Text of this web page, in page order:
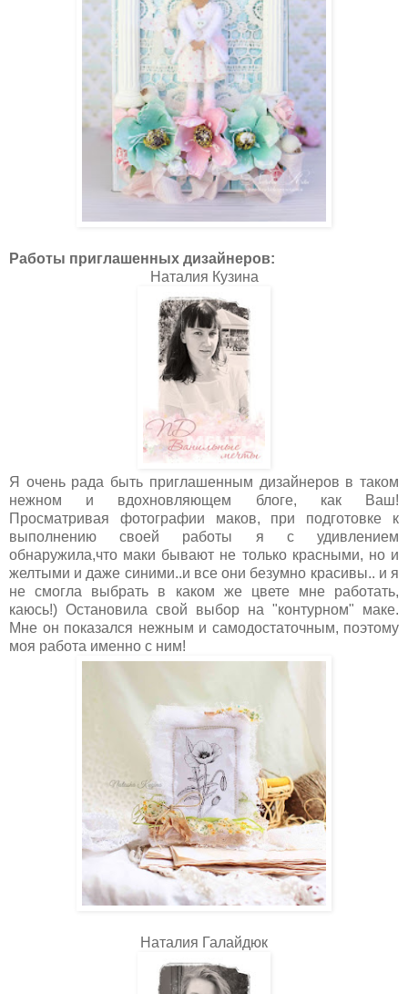
Работы приглашенных дизайнеров:
Наталия Кузина
Я очень рада быть приглашенным дизайнеров в таком
нежном и вдохновляющем блоге, как Ваш!
Просматривая фотографии маков, при подготовке к
выполнению своей работы я с удивлением
обнаружила,что маки бывают не только красными, но и
желтыми и даже синими..и все они безумно красивы.. и я
не смогла выбрать в каком же цвете мне работать,
каюсь!) Остановила свой выбор на "контурном" маке.
Мне он показался нежным и самодостаточным, поэтому
моя работа именно с ним!
Наталия Галайдюк